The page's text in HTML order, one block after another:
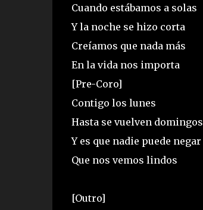
Cuando estábamos a solas
Y la noche se hizo corta
Creíamos que nada más
En la vida nos importa
[Pre-Coro]
Contigo los lunes
Hasta se vuelven domingos
Y es que nadie puede negar
Que nos vemos lindos
[Outro]